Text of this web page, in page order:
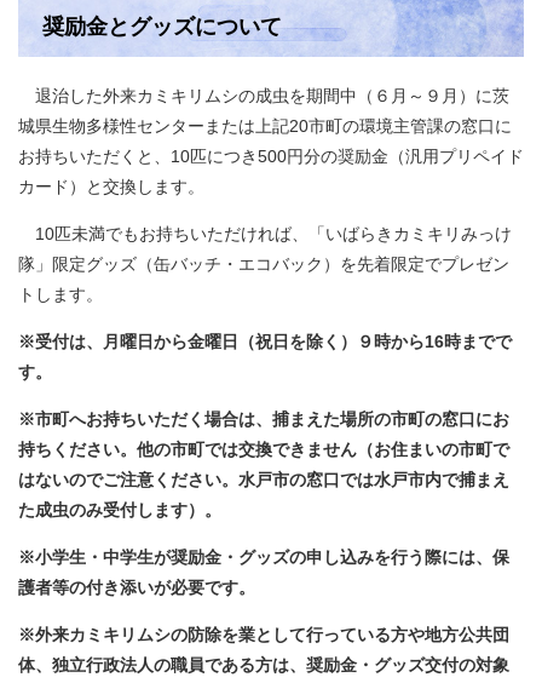
奨励金とグッズについて
退治した外来カミキリムシの成虫を期間中（６月～９月）に茨
城県生物多様性センターまたは上記20市町の環境主管課の窓口に
お持ちいただくと、10匹につき500円分の奨励金（汎用プリペイド
カード）と交換します。
10匹未満でもお持ちいただければ、「いばらきカミキリみっけ
隊」限定グッズ（缶バッチ・エコバック）を先着限定でプレゼン
トします。
※受付は、月曜日から金曜日（祝日を除く）９時から16時までで
す。
※市町へお持ちいただく場合は、捕まえた場所の市町の窓口にお
持ちください。他の市町では交換できません（お住まいの市町で
はないのでご注意ください。水戸市の窓口では水戸市内で捕まえ
た成虫のみ受付します）。
※小学生・中学生が奨励金・グッズの申し込みを行う際には、保
護者等の付き添いが必要です。
※外来カミキリムシの防除を業として行っている方や地方公共団
体、独立行政法人の職員である方は、奨励金・グッズ交付の対象